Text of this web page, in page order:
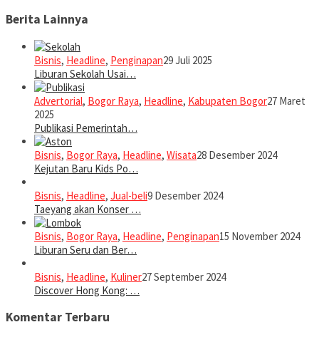
Berita Lainnya
Bisnis, Headline, Penginapan29 Juli 2025
Liburan Sekolah Usai…
Advertorial, Bogor Raya, Headline, Kabupaten Bogor27 Maret
2025
Publikasi Pemerintah…
Bisnis, Bogor Raya, Headline, Wisata28 Desember 2024
Kejutan Baru Kids Po…
Bisnis, Headline, Jual-beli9 Desember 2024
Taeyang akan Konser …
Bisnis, Bogor Raya, Headline, Penginapan15 November 2024
Liburan Seru dan Ber…
Bisnis, Headline, Kuliner27 September 2024
Discover Hong Kong: …
Komentar Terbaru